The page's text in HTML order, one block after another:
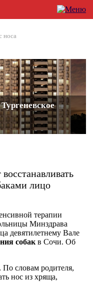
носа
лицо
терапии
Минздрава
девятилетнему Вале
собак в Сочи. Об
По словам родителя,
нос из хряща,